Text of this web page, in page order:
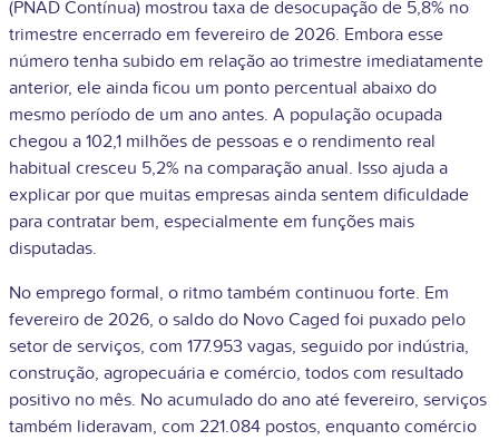
(PNAD Contínua) mostrou taxa de desocupação de 5,8% no
trimestre encerrado em fevereiro de 2026. Embora esse
número tenha subido em relação ao trimestre imediatamente
anterior, ele ainda ficou um ponto percentual abaixo do
mesmo período de um ano antes. A população ocupada
chegou a 102,1 milhões de pessoas e o rendimento real
habitual cresceu 5,2% na comparação anual. Isso ajuda a
explicar por que muitas empresas ainda sentem dificuldade
para contratar bem, especialmente em funções mais
disputadas.
No emprego formal, o ritmo também continuou forte. Em
fevereiro de 2026, o saldo do Novo Caged foi puxado pelo
setor de serviços, com 177.953 vagas, seguido por indústria,
construção, agropecuária e comércio, todos com resultado
positivo no mês. No acumulado do ano até fevereiro, serviços
também lideravam, com 221.084 postos, enquanto comércio